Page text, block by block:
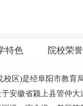
特色 院校荣誉
区)是经阜阳市教育
安徽省颍上县管仲